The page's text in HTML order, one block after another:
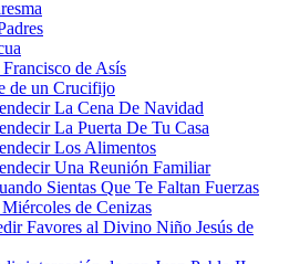
de Asís
de un Crucifijo
La Cena De Navidad
La Puerta De Tu Casa
Los Alimentos
Una Reunión Familiar
Sientas Que Te Faltan Fuerzas
de Cenizas
Favores al Divino Niño Jesús de